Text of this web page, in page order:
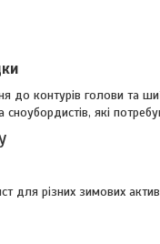
до контурів голови та
які
для різних зимових